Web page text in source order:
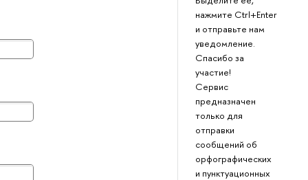
нажмите Ctrl+Enter
и отправьте нам
уведомление.
Спасибо за
участие!
Сервис
предназначен
только для
отправки
сообщений о
орфографических
и пунктуационных